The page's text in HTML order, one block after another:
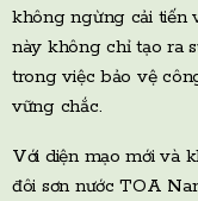
không ngừng cải tiến
này không chỉ tạo ra
trong việc bảo vệ
vững chắc.
Với diện mạo mới và
đôi sơn nước TOA